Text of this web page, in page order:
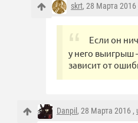
skrt, 28 Марта 2016
Если он
у него выигрыш
зависит от
Danpil, 28 Марта 2016 ,